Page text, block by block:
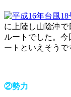
に上陸し山陰沖
ルートでした。
ートといえそうで
②勢力